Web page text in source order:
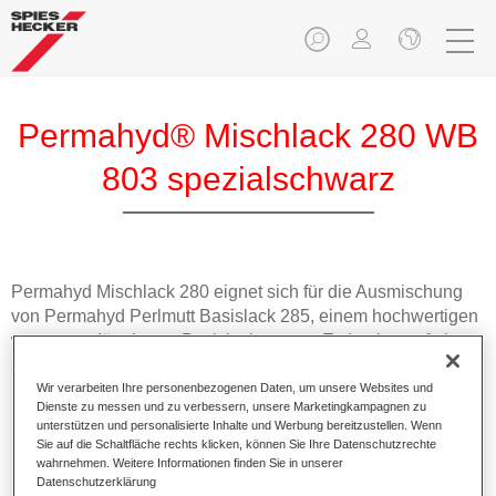
Permahyd® Mischlack 280 WB
803 spezialschwarz
Permahyd Mischlack 280 eignet sich für die Ausmischung
von Permahyd Perlmutt Basislack 285, einem hochwertigen
wasserverdünnbaren Basislacksystem. Es basiert auf einer
speziellen PU-Dispersionstechnologie für Uni- und
Effektlackierungen.
Produktmerkmale
Ermöglicht eine einfache und schnelle Verarbeitung in
Wir verarbeiten Ihre personenbezogenen Daten, um unsere Websites und
Dienste zu messen und zu verbessern, unsere Marketingkampagnen zu
unterstützen und personalisierte Inhalte und Werbung bereitzustellen. Wenn
Sie auf die Schaltfläche rechts klicken, können Sie Ihre Datenschutzrechte
wahrnehmen. Weitere Informationen finden Sie in unserer
Datenschutzerklärung